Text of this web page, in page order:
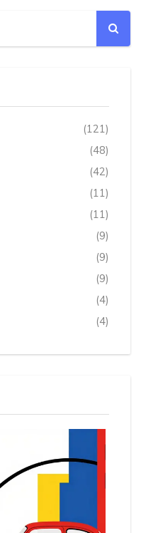
(121)
(48)
(42)
(11)
(11)
(9)
(9)
(9)
(4)
(4)